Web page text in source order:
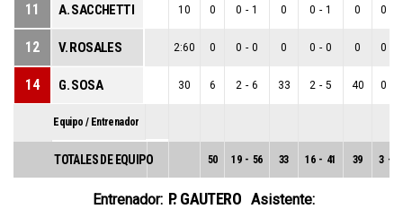
11 A. SACCHETTI 10 0 0 - 1 0 0 - 1 0 0
12 V. ROSALES 2:60 0 0 - 0 0 0 - 0 0 0
14 G. SOSA 30 6 2 - 6 33 2 - 5 40 0
Equipo / Entrenador
TOTALES DE EQUIPO 50 19 - 56 33 16 - 41 39 3 -
Entrenador: P. GAUTERO Asistente: